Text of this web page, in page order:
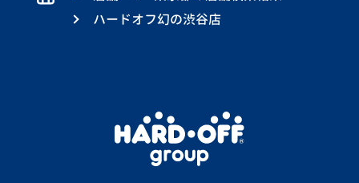
ハードオフ幻の渋谷店